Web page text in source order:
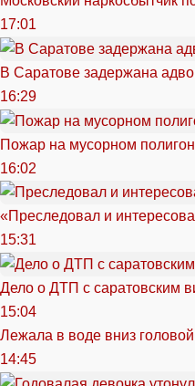
17:01
В Саратове задержана
16:29
Пожар на мусорном
16:02
«Преследовал и
15:31
Дело о ДТП с саратовским
15:04
Лежала в воде вниз
14:45